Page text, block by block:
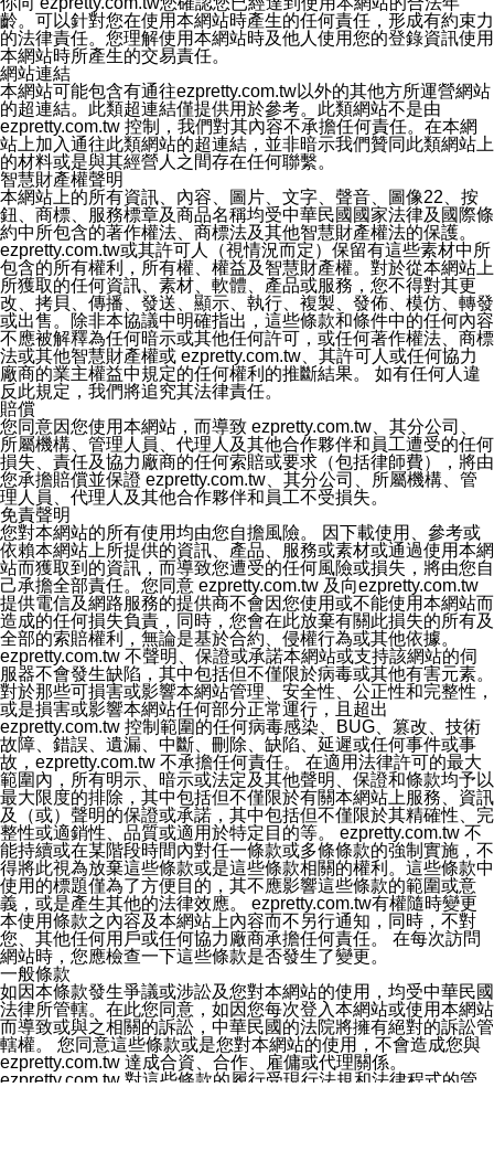
權資料，或是您可以登入店家系統後台使用取消授權功
能，系統將立即清除您的授權資料，並完全清除您透過此
功能所同步的Instagram貼文。
十一、取消帳號資料方式
如果您有使用本公司ezPretty網站所提供功能，您可以於
任何時間取消您的帳號或是資料，只需要透過電子郵件( e-
mail:[email protected])和服務人員聯絡，本公司會盡快清
除您的帳號和相關資料。
十二、隱私權聲明的更新
本公司將不定時更新隱私權聲明，以反映服務的變更和顧
客的意見反應。當本公司更新此隱私權聲明，您將在
ezPretty網站 首頁上看到隱私權聲明連結旁的 "updated"
註記。如果聲明的內容有所變更，或是處理您個人資訊的
方式有所變動，本公司一定會先更新隱私權聲明才會接著
執行該項變更措施。本公司鼓勵您定期檢視隱私權聲明，
以得知 ezPretty 網站如何保護您的個人資訊。
十三、自我保護措施
請妥善保管您的使用者名稱、密碼及個人資料，不要提供
給任何人。在您完成個人化服務之使用後，請務必記得登
出帳號。若您是與他人共享電腦或使用公共電腦，切記要
關閉瀏覽器視窗，以防止他人讀取您的個人資料、信件或
進入所機關管理區。
十四、傳送宣傳本站資訊或電子郵件之政策
您同意本公司網站，透過您所提供的郵件地址與您取得聯
絡並傳送或宣傳本網站各項服務之資料或電子郵件供您參
考。您能依照該資料或電子郵件所指示之方法、說明或功
能連結，隨時停止接收這些資料或電子郵件。
十五、訊息通知
本公司/本服務將以通知型訊息傳送重要訊息給您。即使未
加入本公司/本服務好友，您仍可接收到通知型訊息。
本公司/本服務傳送之通知型訊息以對您有效且重要的訊息
為限，以廣告或其他目的的訊息皆不會被傳送。滿足以下
三個條件者，將可收到通知型訊息。
1.LINE 帳號設定的電話號碼與本公司/本服務所傳來的電
話號碼比對相符。
2.該 LINE 帳號已在 LINE APP 設定中，同意接收通知型
訊息。
3.LINE 帳號未封鎖傳送訊息之 LINE 官方帳號。
欲變更通知型訊息的設定，操作如下：
1.點選「主頁」＞「設定」
2.點選「隱私設定」
3.點選「提供使用資料」
4.點選「LINE通知型訊息」
5.開關「接收LINE通知型訊息」
❗️關閉「接收通知型訊息」後，將不會接收到來自任何企業
官方帳號或認證官方帳號的通知型訊息。
齡。可以針對您在使用本網站時產生的任何責任，形成有約束力
的法律責任。您理解使用本網站時及他人使用您的登錄資訊使用
本網站時所產生的交易責任。
網站連結
本網站可能包含有通往ezpretty.com.tw以外的其他方所運營網站
的超連結。此類超連結僅提供用於參考。此類網站不是由
ezpretty.com.tw 控制，我們對其內容不承擔任何責任。在本網
站上加入通往此類網站的超連結，並非暗示我們贊同此類網站上
的材料或是與其經營人之間存在任何聯繫。
智慧財產權聲明
本網站上的所有資訊、內容、圖片、文字、聲音、圖像22、按
鈕、商標、服務標章及商品名稱均受中華民國國家法律及國際條
約中所包含的著作權法、商標法及其他智慧財產權法的保護。
ezpretty.com.tw或其許可人（視情況而定）保留有這些素材中所
包含的所有權利，所有權、權益及智慧財產權。對於從本網站上
所獲取的任何資訊、素材、軟體、產品或服務，您不得對其更
改、拷貝、傳播、發送、顯示、執行、複製、發佈、模仿、轉發
或出售。除非本協議中明確指出，這些條款和條件中的任何內容
不應被解釋為任何暗示或其他任何許可，或任何著作權法、商標
法或其他智慧財產權或 ezpretty.com.tw、其許可人或任何協力
廠商的業主權益中規定的任何權利的推斷結果。 如有任何人違
反此規定，我們將追究其法律責任。
賠償
您同意因您使用本網站，而導致 ezpretty.com.tw、其分公司、
所屬機構、管理人員、代理人及其他合作夥伴和員工遭受的任何
損失、責任及協力廠商的任何索賠或要求（包括律師費），將由
您承擔賠償並保證 ezpretty.com.tw、其分公司、所屬機構、管
理人員、代理人及其他合作夥伴和員工不受損失。
免責聲明
您對本網站的所有使用均由您自擔風險。 因下載使用、參考或
依賴本網站上所提供的資訊、產品、服務或素材或通過使用本網
站而獲取到的資訊，而導致您遭受的任何風險或損失，將由您自
己承擔全部責任。您同意 ezpretty.com.tw 及向ezpretty.com.tw
提供電信及網路服務的提供商不會因您使用或不能使用本網站而
造成的任何損失負責，同時，您會在此放棄有關此損失的所有及
全部的索賠權利，無論是基於合約、侵權行為或其他依據。
ezpretty.com.tw 不聲明、保證或承諾本網站或支持該網站的伺
服器不會發生缺陷，其中包括但不僅限於病毒或其他有害元素。
對於那些可損害或影響本網站管理、安全性、公正性和完整性，
或是損害或影響本網站任何部分正常運行，且超出
ezpretty.com.tw 控制範圍的任何病毒感染、BUG、篡改、技術
故障、錯誤、遺漏、中斷、刪除、缺陷、延遲或任何事件或事
故，ezpretty.com.tw 不承擔任何責任。 在適用法律許可的最大
範圍內，所有明示、暗示或法定及其他聲明、保證和條款均予以
最大限度的排除，其中包括但不僅限於有關本網站上服務、資訊
及（或）聲明的保證或承諾，其中包括但不僅限於其精確性、完
整性或適銷性、品質或適用於特定目的等。 ezpretty.com.tw 不
能持續或在某階段時間內對任一條款或多條條款的強制實施，不
得將此視為放棄這些條款或是這些條款相關的權利。這些條款中
使用的標題僅為了方便目的，其不應影響這些條款的範圍或意
義，或是產生其他的法律效應。 ezpretty.com.tw有權隨時變更
本使用條款之內容及本網站上內容而不另行通知，同時，不對
您、其他任何用戶或任何協力廠商承擔任何責任。 在每次訪問
網站時，您應檢查一下這些條款是否發生了變更。
一般條款
如因本條款發生爭議或涉訟及您對本網站的使用，均受中華民國
法律所管轄。在此您同意，如因您每次登入本網站或使用本網站
而導致或與之相關的訴訟，中華民國的法院將擁有絕對的訴訟管
轄權。 您同意這些條款或是您對本網站的使用，不會造成您與
ezpretty.com.tw 達成合資、合作、雇傭或代理關係。
ezpretty.com.tw 對這些條款的履行受現行法規和法律程式的管